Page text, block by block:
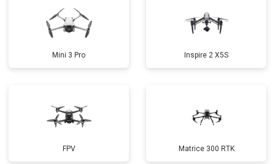
Mini 3 Pro Inspire 2 X5S
FPV Matrice 300 RTK